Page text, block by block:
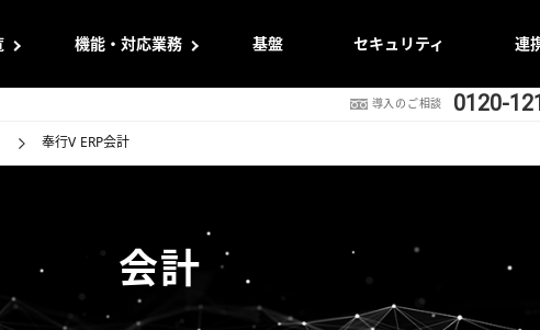
導入のご相談 0120-
奉行V ERP会計
ビジネスの変化や多様性に対応し、
人事労務業務を統合化し、
機能・対応業務 基盤 セキュリティ 連
会計